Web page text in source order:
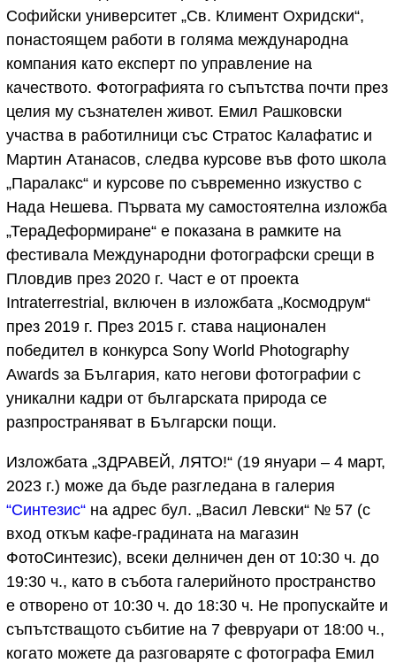
Софийски университет „Св. Климент Охридски“,
понастоящем работи в голяма международна
компания като експерт по управление на
качеството. Фотографията го съпътства почти през
целия му съзнателен живот. Емил Рашковски
участва в работилници със Стратос Калафатис и
Мартин Атанасов, следва курсове във фото школа
„Паралакс“ и курсове по съвременно изкуство с
Нада Нешева. Първата му самостоятелна изложба
„ТераДеформиране“ е показана в рамките на
фестивала Международни фотографски срещи в
Пловдив през 2020 г. Част е от проекта
Intraterrestrial, включен в изложбата „Космодрум“
през 2019 г. През 2015 г. става национален
победител в конкурса Sony World Photography
Awards за България, като негови фотографии с
уникални кадри от българската природа се
разпространяват в Български пощи.
Изложбата „ЗДРАВЕЙ, ЛЯТО!“ (19 януари – 4 март,
2023 г.) може да бъде разгледана в галерия
“Синтезис“ на адрес бул. „Васил Левски“ № 57 (с
вход откъм кафе-градината на магазин
ФотоСинтезис), всеки делничен ден от 10:30 ч. до
19:30 ч., като в събота галерийното пространство
е отворено от 10:30 ч. до 18:30 ч. Не пропускайте и
съпътстващото събитие на 7 февруари от 18:00 ч.,
когато можете да разговаряте с фотографа Емил